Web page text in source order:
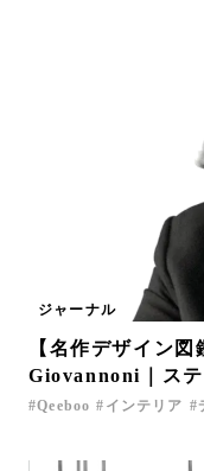
ジャーナル
【名作デザイン
Giovannoni｜ス
Qeeboo インテリア